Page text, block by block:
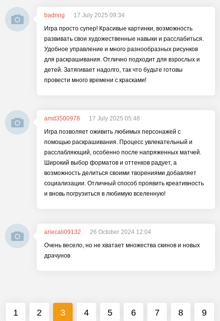
badring
17 July 2025 09:34
Игра просто супер! Красивые картинки, возможность
развивать свои художественные навыки и расслабиться.
Удобное управление и много разнообразных рисунков
для раскрашивания. Отлично подходит для взрослых и
детей. Затягивает надолго, так что будьте готовы
провести много времени с красками!
amd3500978
17 July 2025 05:48
Игра позволяет оживить любимых персонажей с
помощью раскрашивания. Процесс увлекательный и
расслабляющий, особенно после напряженных матчей.
Широкий выбор форматов и оттенков радует, а
возможность делиться своими творениями добавляет
социализации. Отличный способ проявить креативность
и вновь погрузиться в любимую вселенную!
ariecali09132
26 October 2024 12:04
Очень весело, но не хватает множества скинов и новых
драчунов
1 2 3 4 5 6 7 8 9